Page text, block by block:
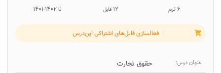
۶ ترم ۱۲ فایل تا۱۴۰۲-۱۴۰۱
shopping_cart فعالسازی فایل‌های اشتراکی این‌درس
عنوان درس: حقوق تجارت